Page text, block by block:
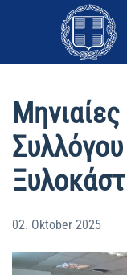
Zum
02. Oktober 2025